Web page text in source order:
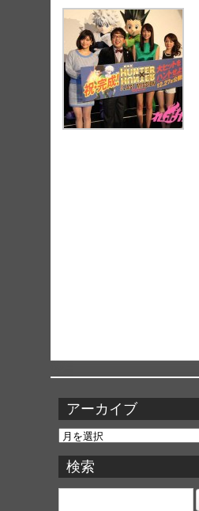
アーカイブ
ア
カ
イ
ブ
検索
検